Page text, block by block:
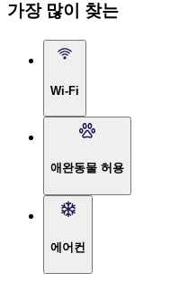
가장 많이 찾는
Wi-Fi
애완동물 허용
에어컨